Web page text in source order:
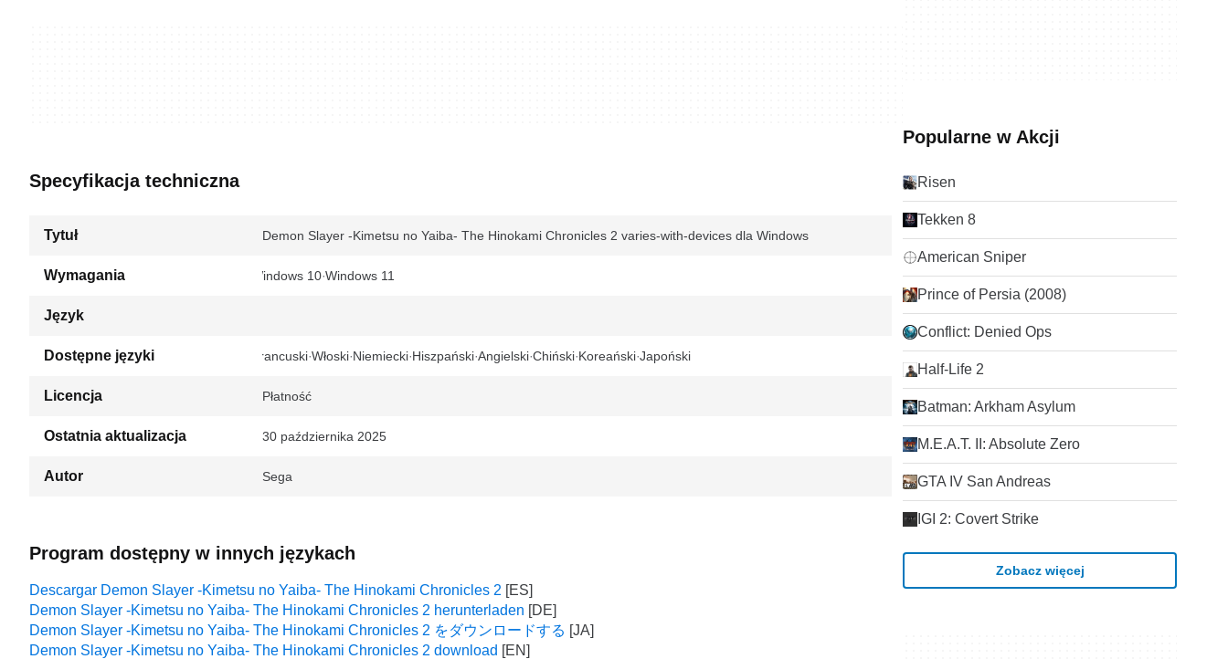
Specyfikacja techniczna
Tytuł Demon Slayer -Kimetsu no Yaiba- The Hinokami Chronicles 2 varies-with-devices dla Windows
Wymagania Windows 10 Windows 11
Język
Dostępne języki Francuski Włoski Niemiecki Hiszpański Angielski Chiński Koreański Japoński
Licencja Płatność
Ostatnia aktualizacja 30 października 2025
Autor Sega
Program dostępny w innych językach
Descargar Demon Slayer -Kimetsu no Yaiba- The Hinokami Chronicles 2
Demon Slayer -Kimetsu no Yaiba- The Hinokami Chronicles 2 herunterladen
Demon Slayer -Kimetsu no Yaiba- The Hinokami Chronicles 2 をダウンロードする
Demon Slayer -Kimetsu no Yaiba- The Hinokami Chronicles 2 download
Popularne w Akcji
Risen
Tekken 8
American Sniper
Prince of Persia (2008)
Conflict: Denied Ops
Half-Life 2
Batman: Arkham Asylum
M.E.A.T. II: Absolute Zero
GTA IV San Andreas
IGI 2: Covert Strike
Zobacz więcej